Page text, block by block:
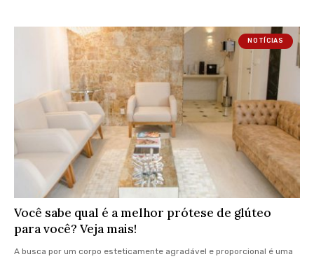
NOTÍCIAS
Você sabe qual é a melhor prótese de glúteo
para você? Veja mais!
A busca por um corpo esteticamente agradável e proporcional é uma